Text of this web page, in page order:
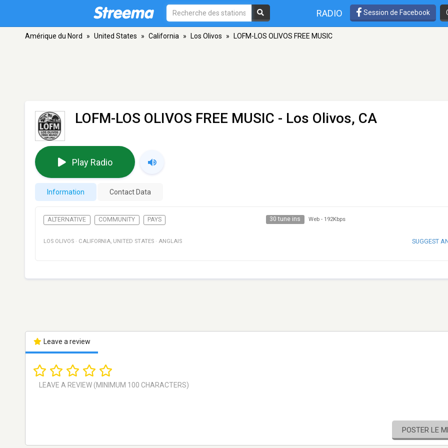
RADIO Session de Facebook
Amérique du Nord » United States » California » Los Olivos » LOFM-LOS OLIVOS FREE MUSIC
LOFM-LOS OLIVOS FREE MUSIC - Los Olivos, CA
Play Radio
Information Contact Data
ALTERNATIVE COMMUNITY PAYS 30 tune ins Web - 192Kbps
LOS OLIVOS · CALIFORNIA, UNITED STATES · ANGLAIS SUGGEST
Leave a review
POSTER LE